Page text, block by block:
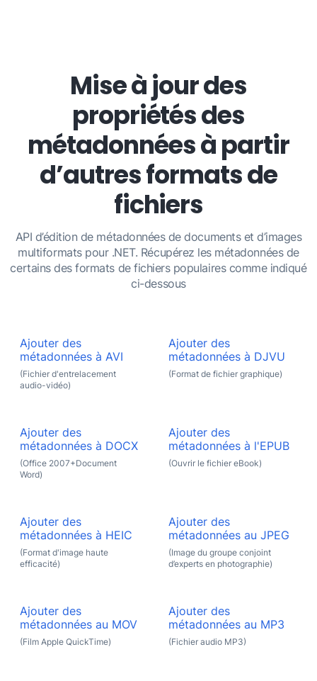
Mise à jour des
propriétés des
métadonnées à partir
d’autres formats de
fichiers
API d’édition de métadonnées de documents et d’images
multiformats pour .NET. Récupérez les métadonnées de
certains des formats de fichiers populaires comme indiqué
ci-dessous
Ajouter des
métadonnées à AVI
(Fichier d'entrelacement
audio-vidéo)
Ajouter des
métadonnées à DJVU
(Format de fichier graphique)
Ajouter des
métadonnées à DOCX
(Office 2007+Document
Word)
Ajouter des
métadonnées à l'EPUB
(Ouvrir le fichier eBook)
Ajouter des
métadonnées à HEIC
(Format d'image haute
efficacité)
Ajouter des
métadonnées au JPEG
(Image du groupe conjoint
d’experts en photographie)
Ajouter des
métadonnées au MOV
(Film Apple QuickTime)
Ajouter des
métadonnées au MP3
(Fichier audio MP3)